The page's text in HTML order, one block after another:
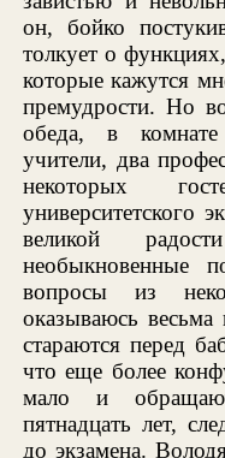
он, бойко
толкует о
которые кажутся
премудрости. Но
обеда, в
учители, два
некоторых
университетского
великой
необыкновенные
вопросы из
оказываюсь
стараются перед
что еще более
мало и
пятнадцать лет,
до экзамена.